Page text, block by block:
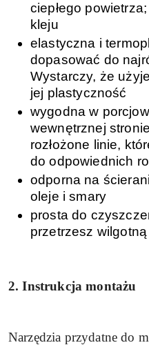
ciepłego
kleju
elastyczna i
dopasować do
Wystarczy, że
jej plastyczność
wygodna w
wewnętrznej
rozłożone linie,
do odpowiednich
odporna na
oleje i smary
prosta do
przetrzesz
2. Instrukcja montażu
Narzędzia przydatne do